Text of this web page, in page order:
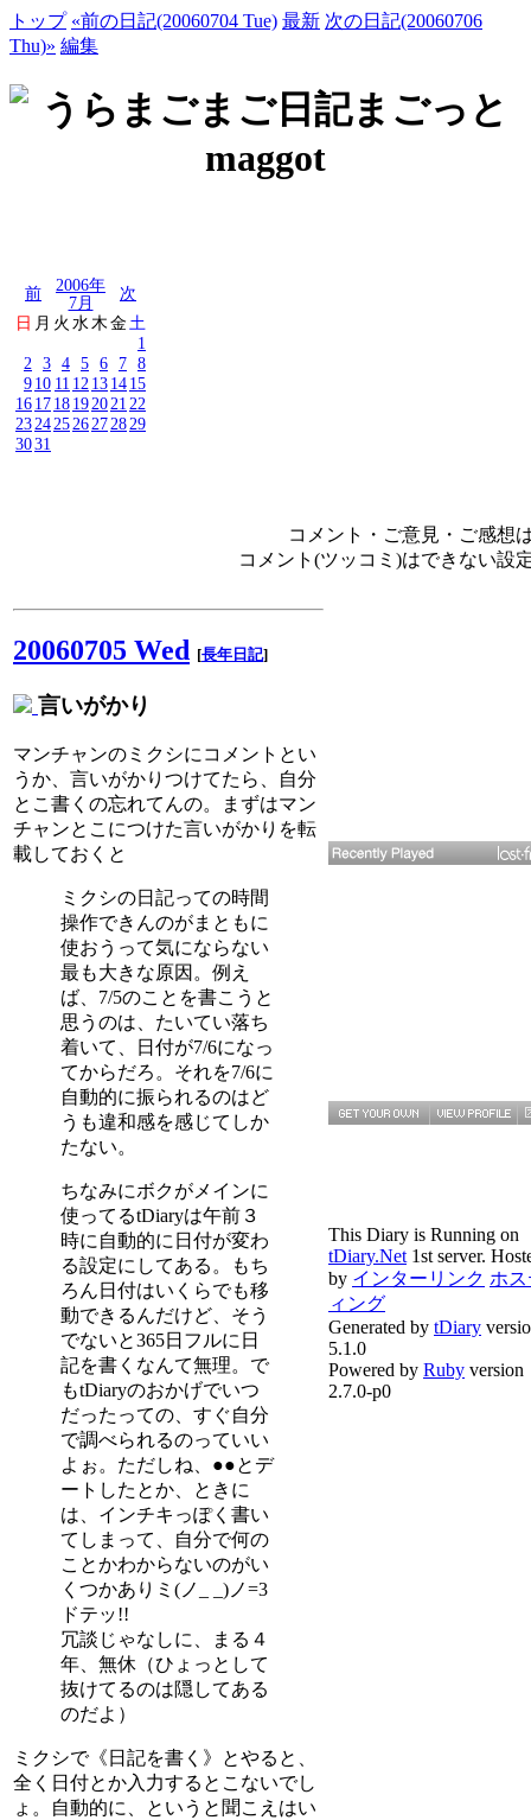
トップ «前の日記(20060704 Tue) 最新 次の日記(20060706
Thu)» 編集
前
2006年
7月
次
日 月 火 水 木金 土
1
2
3 4 5 6 7 8
910 11 12 131415
161718192021 22
23242526272829
3031
コメント・ご意見・ご感想
コメント(ツッコミ)はできない設
20060705 Wed [長年日記]
言いがかり
マンチャンのミクシにコメントとい
うか、言いがかりつけてたら、自分
とこ書くの忘れてんの。まずはマン
チャンとこにつけた言いがかりを転
載しておくと
ミクシの日記っての時間
操作できんのがまともに
使おうって気にならない
最も大きな原因。例え
ば、7/5のことを書こうと
思うのは、たいてい落ち
着いて、日付が7/6になっ
てからだろ。それを7/6に
自動的に振られるのはど
うも違和感を感じてしか
たない。
ちなみにボクがメインに
使ってるtDiaryは午前３
時に自動的に日付が変わ
る設定にしてある。もち
ろん日付はいくらでも移
動できるんだけど、そう
でないと365日フルに日
記を書くなんて無理。で
もtDiaryのおかげでいつ
だったっての、すぐ自分
で調べられるのっていい
よぉ。ただしね、●●とデ
ートしたとか、ときに
は、インチキっぽく書い
てしまって、自分で何の
ことかわからないのがい
くつかありミ(ノ_ _)ノ=3
ドテッ!!
冗談じゃなしに、まる４
年、無休（ひょっとして
抜けてるのは隠してある
のだよ）
ミクシで《日記を書く》とやると、
全く日付とか入力するとこないでし
ょ。自動的に、というと聞こえはい
This Diary is Running on
tDiary.Net 1st server.
by インターリンク ホ
ィング
Generated by tDiary
5.1.0
Powered by Ruby version
2.7.0-p0